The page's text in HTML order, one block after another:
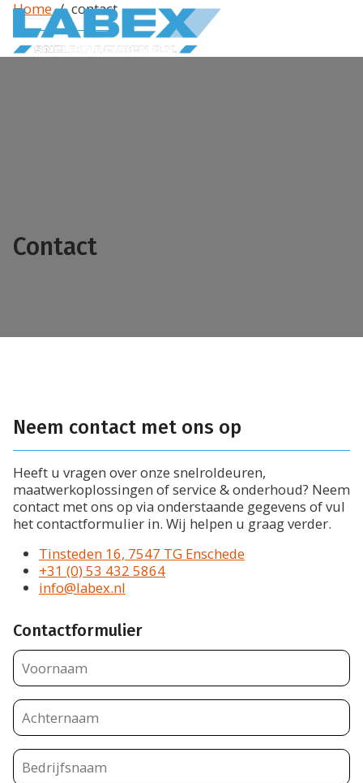
Producten
Snelroldeuren
Binnendeuren
Strokengordijnen
Montage
Dealerlogin
Contact
Home / contact
Contact
Neem contact met ons op
Heeft u vragen over onze snelroldeuren,
maatwerkoplossingen of service & onderhoud? Neem
contact met ons op via onderstaande gegevens of vul
het contactformulier in. Wij helpen u graag verder.
Tinsteden 16, 7547 TG Enschede
+31 (0) 53 432 5864
info@labex.nl
Contactformulier